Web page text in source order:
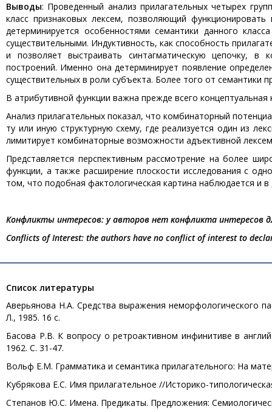
Выводы: Проведенный анализ прилагательных четырех
класс признаковых лексем, позволяющий
детерминируется особенностями семантики данного
существительными. Индуктивность, как способность
и позволяет выстраивать синтагматическую цепочку, в
построений. Именно она детерминирует появление
существительных в роли субъекта. Более того от семантики
В атрибутивной функции важна прежде всего
Анализ прилагательных показал, что комбинаторный
ту или иную структурную схему, где реализуется один из
лимитирует комбинаторные возможности адъективной
Представляется перспективным рассмотрение на более
функции, а также расширение плоскости исследования с
том, что подобная фактологическая картина наблюдается и в
Конфликты интересов: у авторов нет конфликта интересов
Conflicts of Interest: the authors have no conflict of interest to
Список литературы
Аверьянова Н.А. Средства выражения неморфологического
Л., 1985. 16 с.
Басова Р.В. К вопросу о ретроактивном инфинитиве в
1962. С. 31-47.
Вольф Е.М. Грамматика и семантика прилагательного: На
Кубрякова Е.С. Имя прилагательное //Историко-
Степанов Ю.С. Имена. Предикаты. Предложения: